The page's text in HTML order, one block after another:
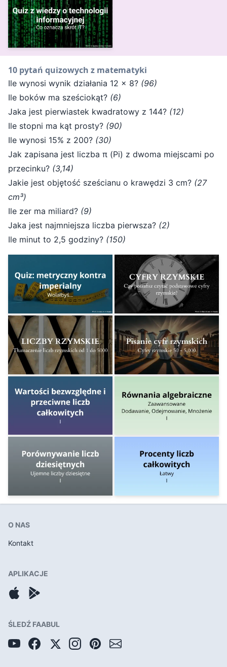
10 pytań quizowych z matematyki
Ile wynosi wynik działania 12 × 8? (96)
Ile boków ma sześciokąt? (6)
Jaka jest pierwiastek kwadratowy z 144? (12)
Ile stopni ma kąt prosty? (90)
Ile wynosi 15% z 200? (30)
Jak zapisana jest liczba π (Pi) z dwoma miejscami po
przecinku? (3,14)
Jakie jest objętość sześcianu o krawędzi 3 cm? (27
cm³)
Ile zer ma miliard? (9)
Jaka jest najmniejsza liczba pierwsza? (2)
Ile minut to 2,5 godziny? (150)
O NAS
Kontakt
APLIKACJE
ŚLEDŹ FAABUL